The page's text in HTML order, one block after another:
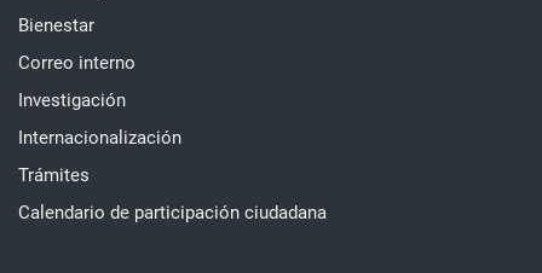
Bienestar
Correo interno
Investigación
Internacionalización
Trámites
Calendario de participación ciudadana